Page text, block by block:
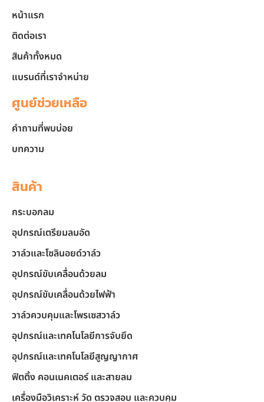
หน้าแรก
ติดต่อเรา
สินค้าทั้งหมด
แบรนด์ที่เราจำหน่าย
ศูนย์ช่วยเหลือ
คำถามที่พบบ่อย
บทความ
สินค้า
กระบอกลม
อุปกรณ์เตรียมลมอัด
วาล์วและโซลินอยด์วาล์ว
อุปกรณ์ขับเคลื่อนด้วยลม
อุปกรณ์ขับเคลื่อนด้วยไฟฟ้า
วาล์วควบคุมและโพรเซสวาล์ว
อุปกรณ์และเทคโนโลยีการจับยึด
อุปกรณ์และเทคโนโลยีสูญญากาศ
ฟิตติ้ง คอนเนคเตอร์ และสายลม
เครื่องมือวิเคราะห์ วัด ตรวจสอบ และควบคุม